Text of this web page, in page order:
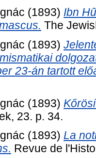
(1893) Ibn
The
(1893)
23-án tartott
(1893)
23. p. 34.
(1893) La
Revue de